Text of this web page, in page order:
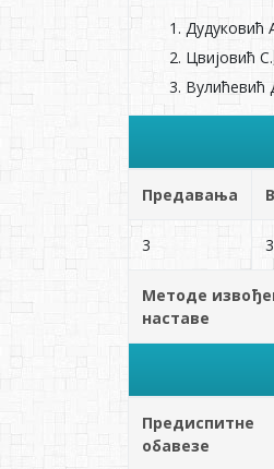
Дудуковић
Цвијовић
Вулићевић
Предавања
3 3
Методе
наставе
Предиспитне
обавезе